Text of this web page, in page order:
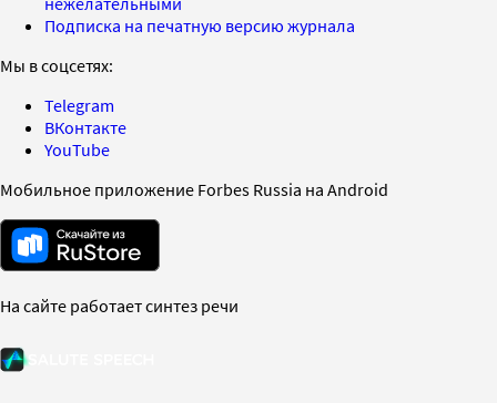
Подписка на печатную версию журнала
Мы в соцсетях:
Telegram
ВКонтакте
YouTube
Мобильное приложение Forbes Russia на Android
На сайте работает синтез речи